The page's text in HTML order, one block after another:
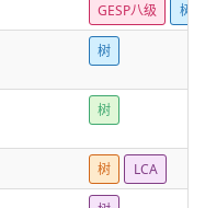
GESP八级 树
树
树
树 LCA